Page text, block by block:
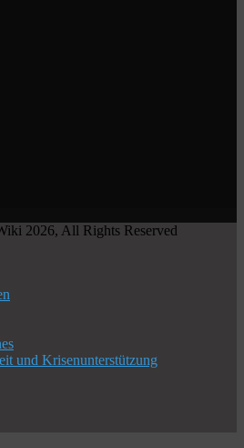
2026, All Rights Reserved
und Krisenunterstützung